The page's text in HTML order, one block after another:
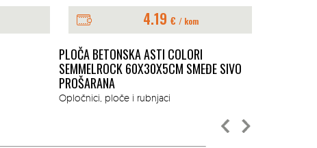
4.19 € / kom
PLOČA BETONSKA ASTI COLORI
SEMMELROCK 60X30X5CM SMEĐE SIVO
PROŠARANA
Opločnici, ploče i rubnjaci